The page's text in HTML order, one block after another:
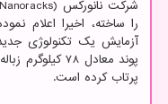
پوند معادل 78
پرتاب کرده است.